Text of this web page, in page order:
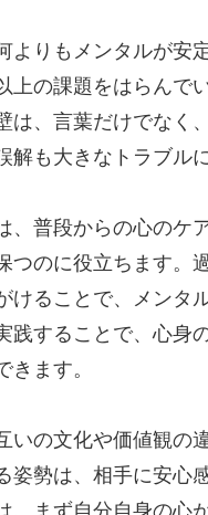
よりもメンタルが安
上の課題をはらんで
は、言葉だけでなく
解も大きなトラブル
、普段からの心のケ
つのに役立ちます。
けることで、メンタ
践することで、心身
ます。
いの文化や価値観の
姿勢は、相手に安心